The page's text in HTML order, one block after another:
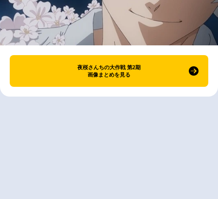
夜桜さんちの大作戦 第2期
画像まとめを見る